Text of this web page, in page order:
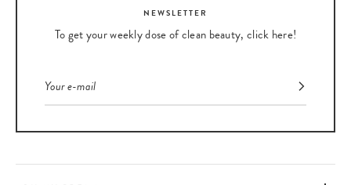
NEWSLETTER
To get your weekly dose of clean beauty, click here!